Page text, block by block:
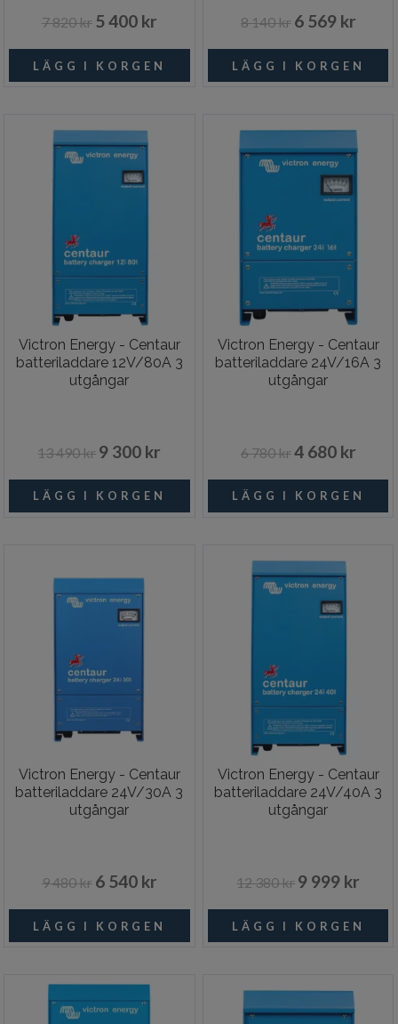
7 820 kr 5 400 kr 8 140 kr 6 569 kr
Victron Energy - Centaur
batteriladdare 12V/80A 3
utgångar
13 490 kr 9 300 kr
Victron Energy - Centaur
batteriladdare 24V/16A 3
utgångar
6 780 kr4 680 kr
Victron Energy - Centaur
batteriladdare 24V/30A 3
utgångar
9 480 kr 6 540 kr
Victron Energy - Centaur
batteriladdare 24V/40A 3
utgångar
12 380 kr 9 999 kr